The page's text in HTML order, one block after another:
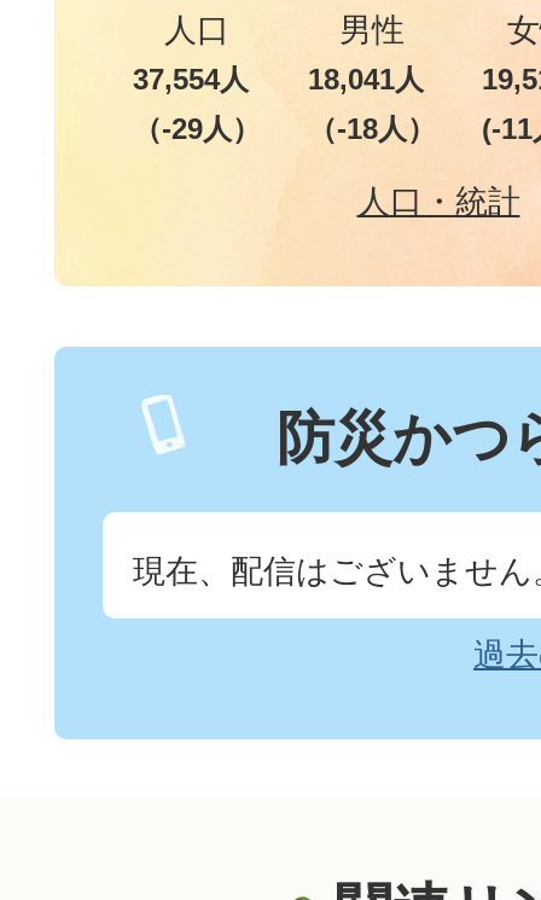
人口
37,554人
（-29人）
男性
18,041人
（-18人）
(-11
人口・統計
防災かつ
現在、配信はございません
過